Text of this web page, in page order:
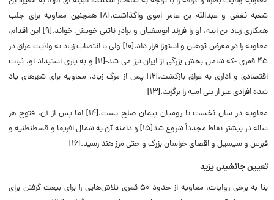
شعبه ثقفی و عبدالله بن عامر اموی واگذاشت.[۸] همچنین معاویه برای جلب
همکاری زیاد بن ابیه، او را فرزند ابوسفیان و برادر ناتنی خویش خواند.[۹] این اقدام،
معاویه را در معرض توهین و استهزا قرار داد.[۱۰]
ولی با انتصاب زیاد به ولایت عراق در
۴۵ قمری -که شامل بخش بزرگی از ایران نیز می شد-[۱۱] و به یاری استبداد او، ثبات
اقتصادی و اداری به عراق بازگشت.[۱۲] پس از مرگ زیاد، معاویه برای شهرهای یاد
شده افرادی غیر از بنی امیه را برگزید.[۱۳]
معاویه در سال نخست با رومیان پیمان صلح بست.[۱۴] اما پس از آن، فتوح هر
ساله در بیشتر نقاط مجدداً شروع شد[۱۵] و دامنه آن به شمال افریقا و قسطنطنیه و
قبرس و سیسیل و اقصای خراسان بزرگ و حتی مرز هند رسید.[۱۶]
تعیین جانشینی یزید
بنا به برخی روایات، معاویه از حدود ۵۰ قمری تلاش‌هایی را برای بیعت گرفتن برای